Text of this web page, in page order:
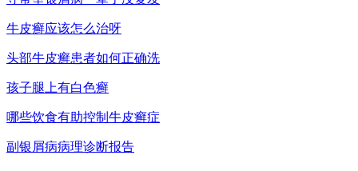
牛皮癣应该怎么治呀
头部牛皮癣患者如何正确洗
孩子腿上有白色癣
哪些饮食有助控制牛皮癣症
副银屑病病理诊断报告